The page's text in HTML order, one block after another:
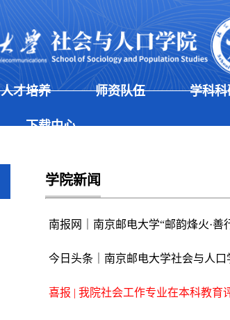
人才培养 师资队伍 学科科
下载中心
学院新闻
南报网｜南京邮电大学“邮韵烽火·善
今日头条｜南京邮电大学社会与人口
喜报 | 我院社会工作专业在本科教育